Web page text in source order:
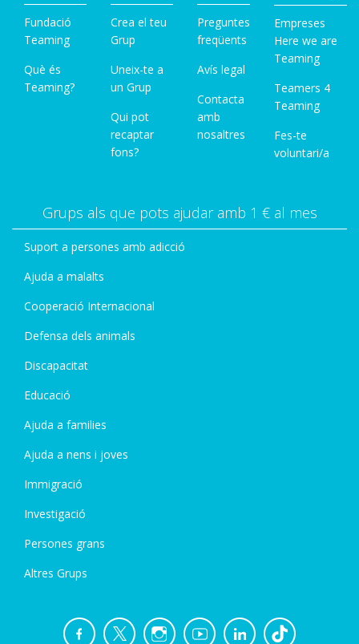
Fundació
Teaming
Què és
Teaming?
Crea el teu
Grup
Uneix-te a
un Grup
Qui pot
recaptar
fons?
Preguntes
freqüents
Avís legal
Contacta
amb
nosaltres
Empreses
Here we are
Teaming
Teamers 4
Teaming
Fes-te
voluntari/a
Grups als que pots ajudar amb 1 € al mes
Suport a persones amb adicció
Ajuda a malalts
Cooperació Internacional
Defensa dels animals
Discapacitat
Educació
Ajuda a families
Ajuda a nens i joves
Immigració
Investigació
Persones grans
Altres Grups